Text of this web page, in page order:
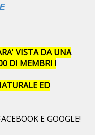
VISTA DA UNA
DI MEMBRI !
ED
E GOOGLE!